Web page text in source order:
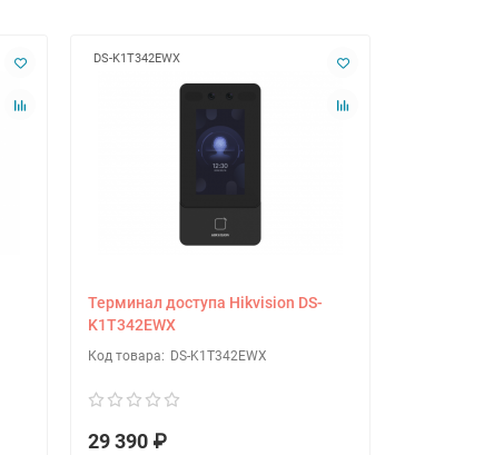
DS-K1T342EWX
Терминал доступа Hikvision DS-
K1T342EWX
DS-K1T342EWX
29 390 ₽